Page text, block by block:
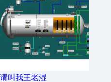
请叫我王老湿